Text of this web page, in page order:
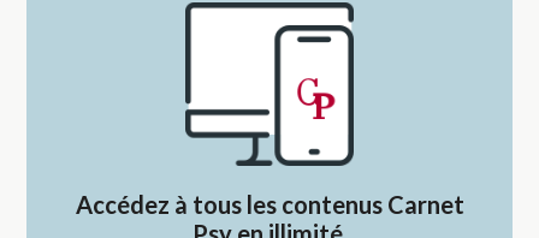
Accédez à tous les contenus Carnet